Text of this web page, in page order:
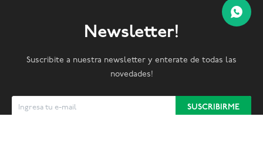
Newsletter!
Suscribite a nuestra newsletter y enterate de todas las
novedades!
SUSCRIBIRME